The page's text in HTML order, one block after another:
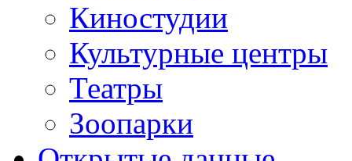
Киностудии
Культурные центры
Театры
Зоопарки